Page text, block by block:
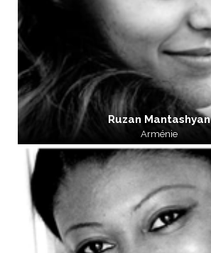
Ruzan Mantashyan
Arménie